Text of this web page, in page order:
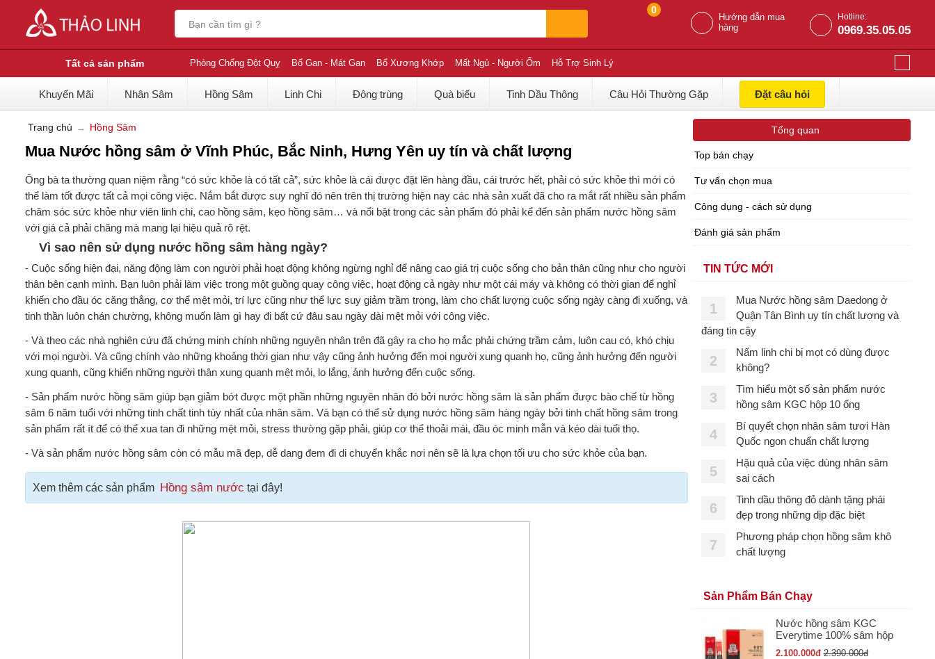
0
Hướng dẫn mua
hàng
Hotline:
0969.35.05.05
Tất cả sản phẩm Phòng Chống Đột Quỵ Bổ Gan - Mát Gan Bổ Xương Khớp Mất Ngủ - Người Ốm Hỗ Trợ Sinh Lý
Khuyến Mãi Nhân Sâm Hồng Sâm Linh Chi Đông trùng Quà biếu Tinh Dầu Thông Câu Hỏi Thường Gặp Đặt câu hỏi
Trang chủ Hồng Sâm
Mua Nước hồng sâm ở Vĩnh Phúc, Bắc Ninh, Hưng Yên uy tín và chất lượng
Ông bà ta thường quan niệm rằng “có sức khỏe là có tất cả”, sức khỏe là cái được đặt lên hàng đầu, cái trước hết, phải có sức khỏe thì mới có
thể làm tốt được tất cả mọi công việc. Nắm bắt được suy nghĩ đó nên trên thị trường hiện nay các nhà sản xuất đã cho ra mắt rất nhiều sản phẩm
chăm sóc sức khỏe như viên linh chi, cao hồng sâm, kẹo hồng sâm… và nổi bật trong các sản phẩm đó phải kể đến sản phẩm nước hồng sâm
với giá cả phải chăng mà mang lại hiệu quả rõ rệt.
Vì sao nên sử dụng nước hồng sâm hàng ngày?
- Cuộc sống hiện đại, năng động làm con người phải hoạt động không ngừng nghỉ để nâng cao giá trị cuộc sống cho bản thân cũng như cho người
thân bên cạnh mình. Bạn luôn phải làm việc trong một guồng quay công việc, hoạt động cả ngày như một cái máy và không có thời gian để nghỉ
khiến cho đầu óc căng thẳng, cơ thể mệt mỏi, trí lực cũng như thể lực suy giảm trầm trọng, làm cho chất lượng cuộc sống ngày càng đi xuống, và
tinh thần luôn chán chường, không muốn làm gì hay đi bất cứ đâu sau ngày dài mệt mỏi với công việc.
- Và theo các nhà nghiên cứu đã chứng minh chính những nguyên nhân trên đã gây ra cho họ mắc phải chứng trầm cảm, luôn cau có, khó chịu
với mọi người. Và cũng chính vào những khoảng thời gian như vậy cũng ảnh hưởng đến mọi người xung quanh họ, cũng ảnh hưởng đến người
xung quanh, cũng khiến những người thân xung quanh mệt mỏi, lo lắng, ảnh hưởng đến cuộc sống.
- Sản phẩm nước hồng sâm giúp bạn giảm bớt được một phần những nguyên nhân đó bởi nước hồng sâm là sản phẩm được bào chế từ hồng
sâm 6 năm tuổi với những tinh chất tinh túy nhất của nhân sâm. Và bạn có thể sử dụng nước hồng sâm hàng ngày bởi tinh chất hồng sâm trong
sản phẩm rất ít để có thể xua tan đi những mệt mỏi, stress thường gặp phải, giúp cơ thể thoải mái, đầu óc minh mẫn và kéo dài tuổi thọ.
- Và sản phẩm nước hồng sâm còn có mẫu mã đẹp, dễ dang đem đi di chuyển khắc nơi nên sẽ là lựa chọn tối ưu cho sức khỏe của bạn.
Xem thêm các sản phẩm Hồng sâm nước tại đây!
Tổng quan
Top bán chạy
Tư vấn chọn mua
Công dụng - cách sử dụng
Đánh giá sản phẩm
TIN TỨC MỚI
1
Mua Nước hồng sâm Daedong ở
Quận Tân Bình uy tín chất lượng và
đáng tin cậy
2
Nấm linh chi bị mọt có dùng được
không?
3
Tìm hiểu một số sản phẩm nước
hồng sâm KGC hộp 10 ống
4
Bí quyết chọn nhân sâm tươi Hàn
Quốc ngon chuẩn chất lượng
5
Hậu quả của việc dùng nhân sâm
sai cách
6
Tinh dầu thông đỏ dành tặng phái
đẹp trong những dịp đặc biệt
7
Phương pháp chọn hồng sâm khô
chất lượng
Sản Phẩm Bán Chạy
Nước hồng sâm KGC
Everytime 100% sâm hộp
30 gói x 10ml
2.100.000đ 2.390.000đ